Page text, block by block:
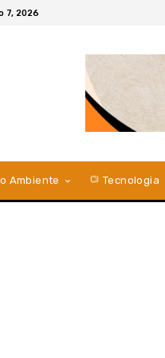
7, 2026
Ambiente Tecnologia